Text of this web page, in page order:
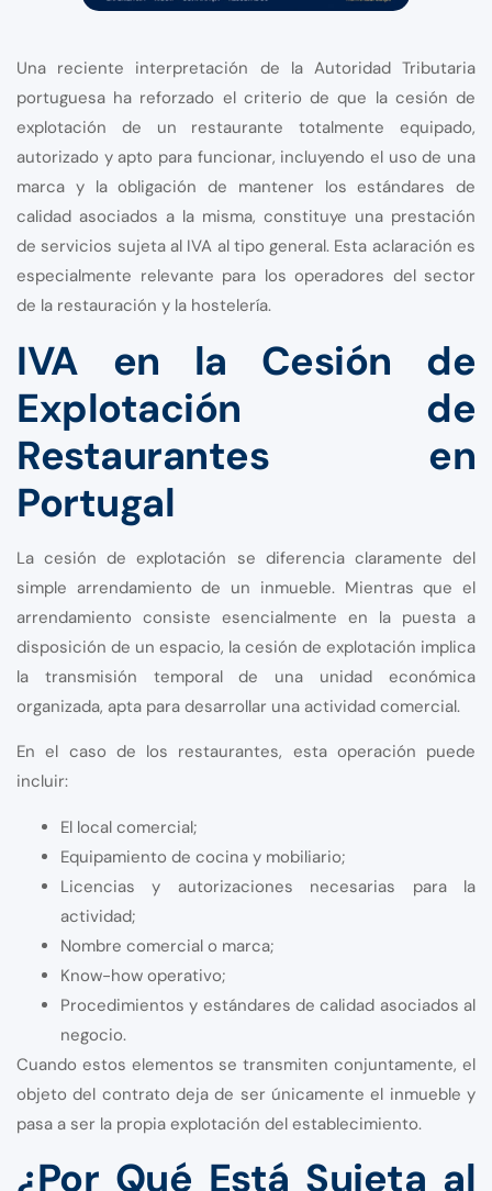
Una reciente interpretación de la Autoridad Tributaria
portuguesa ha reforzado el criterio de que la cesión de
explotación de un restaurante totalmente equipado,
autorizado y apto para funcionar, incluyendo el uso de una
marca y la obligación de mantener los estándares de
calidad asociados a la misma, constituye una prestación
de servicios sujeta al IVA al tipo general. Esta aclaración es
especialmente relevante para los operadores del sector
de la restauración y la hostelería.
IVA en la Cesión de
Explotación de
Restaurantes en
Portugal
La cesión de explotación se diferencia claramente del
simple arrendamiento de un inmueble. Mientras que el
arrendamiento consiste esencialmente en la puesta a
disposición de un espacio, la cesión de explotación implica
la transmisión temporal de una unidad económica
organizada, apta para desarrollar una actividad comercial.
En el caso de los restaurantes, esta operación puede
incluir:
El local comercial;
Equipamiento de cocina y mobiliario;
Licencias y autorizaciones necesarias para la
actividad;
Nombre comercial o marca;
Know-how operativo;
Procedimientos y estándares de calidad asociados al
negocio.
Cuando estos elementos se transmiten conjuntamente, el
objeto del contrato deja de ser únicamente el inmueble y
pasa a ser la propia explotación del establecimiento.
¿Por Qué Está Sujeta al